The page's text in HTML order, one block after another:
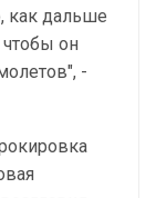
как дальше
он
-